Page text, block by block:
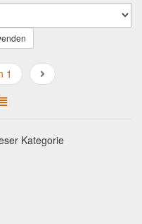
1
Kategorie